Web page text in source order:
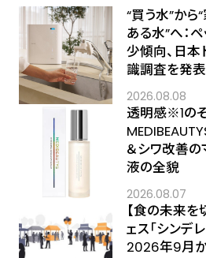
“買う水”か
ある水”へ：
少傾向、日
識調査を発表
2026.08.08
透明感※1のそ
＆シワ改善
液の全貌
2026.08.07
【食の未来を
ェス「シンデ
2026年9月か